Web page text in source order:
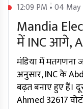
12:09 PM • 04
Mandia
में INC आगे,
मंडिया में मतगणना
अनुसार, INC के
बढ़त बनाए हुए हैं।
Ahmed 32617